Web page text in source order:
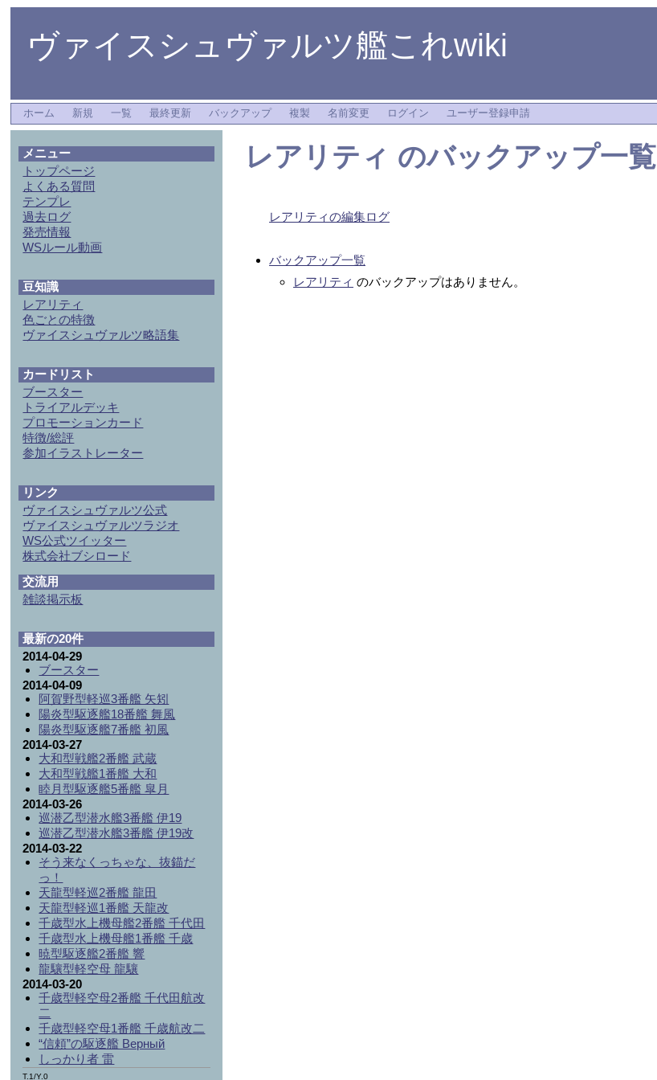
ヴァイスシュヴァルツ艦これwiki
ホーム 新規 一覧 最終更新 バックアップ 複製 名前変更 ログイン ユーザー登録申請
レアリティ のバックアップ一覧
レアリティの編集ログ
バックアップ一覧
レアリティ のバックアップはありません。
メニュー
トップページ
よくある質問
テンプレ
過去ログ
発売情報
WSルール動画
豆知識
レアリティ
色ごとの特徴
ヴァイスシュヴァルツ略語集
カードリスト
ブースター
トライアルデッキ
プロモーションカード
特徴/総評
参加イラストレーター
リンク
ヴァイスシュヴァルツ公式
ヴァイスシュヴァルツラジオ
WS公式ツイッター
株式会社ブシロード
交流用
雑談掲示板
最新の20件
2014-04-29
ブースター
2014-04-09
阿賀野型軽巡3番艦 矢矧
陽炎型駆逐艦18番艦 舞風
陽炎型駆逐艦7番艦 初風
2014-03-27
大和型戦艦2番艦 武蔵
大和型戦艦1番艦 大和
睦月型駆逐艦5番艦 皐月
2014-03-26
巡潜乙型潜水艦3番艦 伊19
巡潜乙型潜水艦3番艦 伊19改
2014-03-22
そう来なくっちゃな、抜錨だ
っ！
天龍型軽巡2番艦 龍田
天龍型軽巡1番艦 天龍改
千歳型水上機母艦2番艦 千代田
千歳型水上機母艦1番艦 千歳
暁型駆逐艦2番艦 響
龍驤型軽空母 龍驤
2014-03-20
千歳型軽空母2番艦 千代田航改
二
千歳型軽空母1番艦 千歳航改二
“信頼”の駆逐艦 Верный
しっかり者 雷
T.1/Y.0